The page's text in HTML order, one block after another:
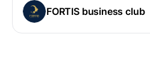
FORTIS business club